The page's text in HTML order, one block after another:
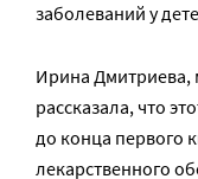
заболеваний у
Ирина Дмитриева,
рассказала, что
до конца первого
лекарственного